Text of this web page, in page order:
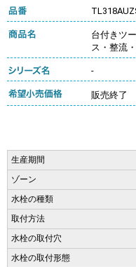
台付きツ
ス・整流
-
販売終了
生産期間
ゾーン
水栓の種類
取付方法
水栓の取付穴
水栓の取付形態